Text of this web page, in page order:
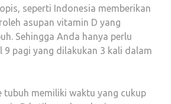
seperti Indonesia memberikan
asupan vitamin D yang
Sehingga Anda hanya perlu
9 pagi yang dilakukan 3 kali dalam
tubuh memiliki waktu yang cukup